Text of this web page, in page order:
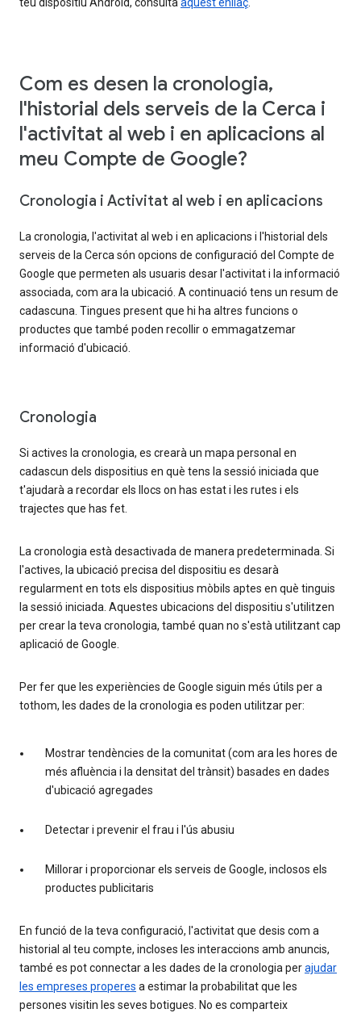
teu dispositiu Android, consultaaquest enllaç.
Com es desen la cronologia,
l'historial dels serveis de la Cerca i
l'activitat al web i en aplicacions al
meu Compte de Google?
Cronologia i Activitat al web i en aplicacions
La cronologia, l'activitat al web i en aplicacions i l'historial dels
serveis de la Cerca són opcions de configuració del Compte de
Google que permeten als usuaris desar l'activitat i la informació
associada, com ara la ubicació. A continuació tens un resum de
cadascuna. Tingues present que hi ha altres funcions o
productes que també poden recollir o emmagatzemar
informació d'ubicació.
Cronologia
Si actives la cronologia, es crearà un mapa personal en
cadascun dels dispositius en què tens la sessió iniciada que
t'ajudarà a recordar els llocs on has estat i les rutes i els
trajectes que has fet.
La cronologia està desactivada de manera predeterminada. Si
l'actives, la ubicació precisa del dispositiu es desarà
regularment en tots els dispositius mòbils aptes en què tinguis
la sessió iniciada. Aquestes ubicacions del dispositiu s'utilitzen
per crear la teva cronologia, també quan no s'està utilitzant cap
aplicació de Google.
Per fer que les experiències de Google siguin més útils per a
tothom, les dades de la cronologia es poden utilitzar per:
Mostrar tendències de la comunitat (com ara les hores de
més afluència i la densitat del trànsit) basades en dades
d'ubicació agregades
Detectar i prevenir el frau i l'ús abusiu
Millorar i proporcionar els serveis de Google, inclosos els
productes publicitaris
En funció de la teva configuració, l'activitat que desis com a
historial al teu compte, incloses les interaccions amb anuncis,
també es pot connectar a les dades de la cronologia perajudar
les empreses properes a estimar la probabilitat que les
persones visitin les seves botigues. No es comparteix